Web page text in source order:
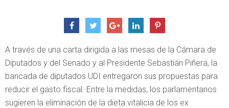
A través de una carta dirigida a las mesas de la Cámara de
Diputados y del Senado y al Presidente Sebastián Piñera, la
bancada de diputados UDI entregaron sus propuestas para
reducir el gasto fiscal. Entre la medidas, los parlamentarios
sugieren la eliminación de la dieta vitalicia de los ex